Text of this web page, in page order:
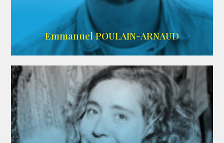
AGENCE SINGULARIST
Emmanuel POULAIN-ARNAUD